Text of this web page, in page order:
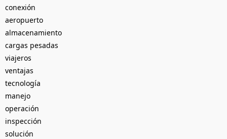
conexión
aeropuerto
almacenamiento
cargas pesadas
viajeros
ventajas
tecnología
manejo
operación
inspección
solución